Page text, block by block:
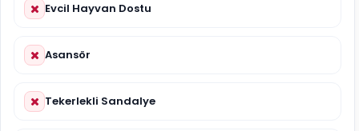
Evcil Hayvan Dostu
Asansör
Tekerlekli Sandalye